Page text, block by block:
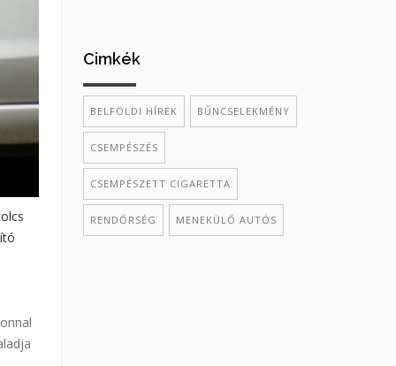
Cimkék
BELFÖLDI HÍREK BŰNCSELEKMÉNY
CSEMPÉSZÉS
CSEMPÉSZETT CIGARETTA
RENDŐRSÉG MENEKÜLŐ AUTÓS